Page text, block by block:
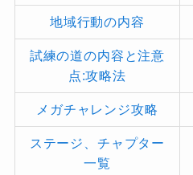
地域行動の内容
試練の道の内容と注意
点:攻略法
メガチャレンジ攻略
ステージ、チャプター
一覧